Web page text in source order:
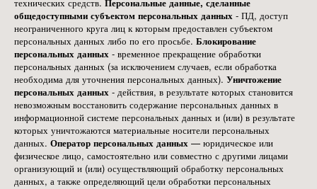
общедоступными субъектом персональных данных - ПД, доступ
неограниченного круга лиц к которым предоставлен субъектом
персональных данных либо по его просьбе. Блокирование
персональных данных - временное прекращение обработки
персональных данных (за исключением случаев, если обработка
необходима для уточнения персональных данных). Уничтожение
персональных данных - действия, в результате которых становится
невозможным восстановить содержание персональных данных в
информационной системе персональных данных и (или) в результате
которых уничтожаются материальные носители персональных
данных. Оператор персональных данных — юридическое или
физическое лицо, самостоятельно или совместно с другими лицами
организующий и (или) осуществляющий обработку персональных
данных, а также определяющий цели обработки персональных